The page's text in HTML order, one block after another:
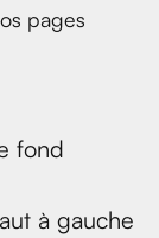
pages
fond
à gauche